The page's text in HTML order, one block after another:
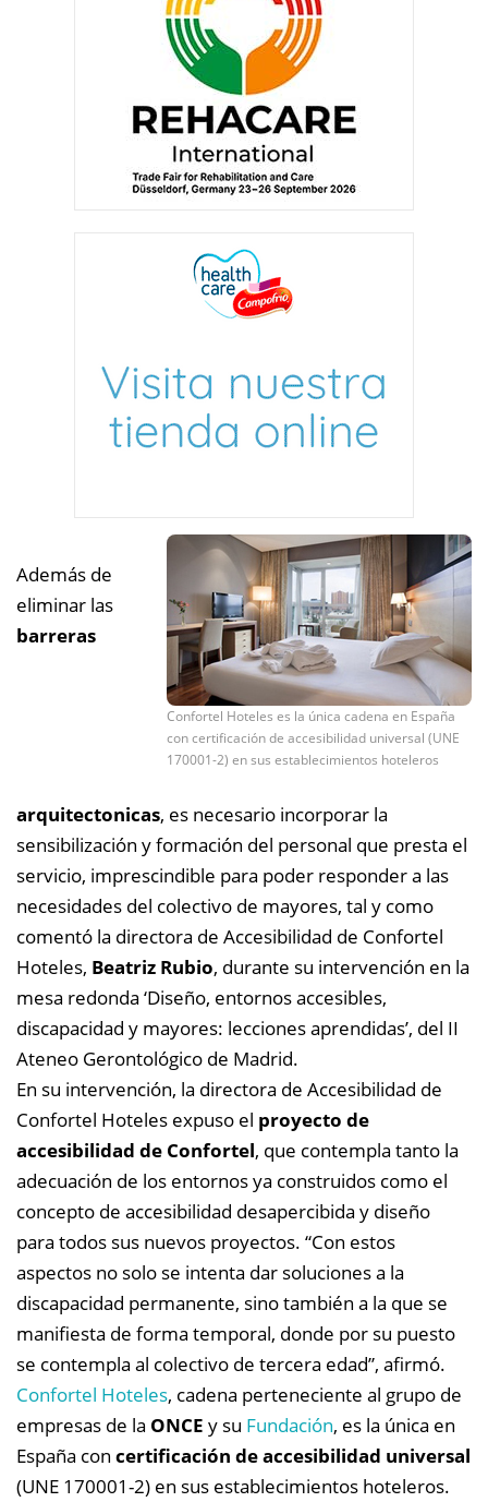
Confortel Hoteles es la única cadena en España
con certificación de accesibilidad universal (UNE
170001-2) en sus establecimientos hoteleros
Además de
eliminar las
barreras
arquitectonicas, es necesario incorporar la
sensibilización y formación del personal que presta el
servicio, imprescindible para poder responder a las
necesidades del colectivo de mayores, tal y como
comentó la directora de Accesibilidad de Confortel
Hoteles, Beatriz Rubio, durante su intervención en la
mesa redonda ‘Diseño, entornos accesibles,
discapacidad y mayores: lecciones aprendidas’, del II
Ateneo Gerontológico de Madrid.
En su intervención, la directora de Accesibilidad de
Confortel Hoteles expuso el proyecto de
accesibilidad de Confortel, que contempla tanto la
adecuación de los entornos ya construidos como el
concepto de accesibilidad desapercibida y diseño
para todos sus nuevos proyectos. “Con estos
aspectos no solo se intenta dar soluciones a la
discapacidad permanente, sino también a la que se
manifiesta de forma temporal, donde por su puesto
se contempla al colectivo de tercera edad”, afirmó.
Confortel Hoteles, cadena perteneciente al grupo de
empresas de la ONCE y su Fundación, es la única en
España con certificación de accesibilidad universal
(UNE 170001-2) en sus establecimientos hoteleros.